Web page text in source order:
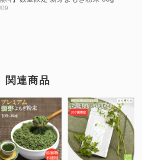
19
参はよもぎ同じで強壮パワーが高い
ですが 大変苦みが強い野草です。
関連商品